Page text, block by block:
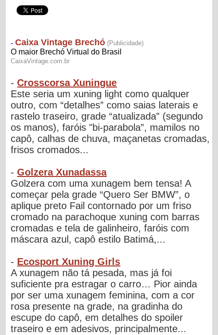
-Crosscorsa Xuningue
Este seria um xuning light como qualquer
outro, com “detalhes” como saias laterais e
rastelo traseiro, grade “atualizada” (segundo
os manos), faróis "bi-parabola”, mamilos no
capô, calhas de chuva, maçanetas cromadas,
frisos cromados...
-Golzera Xunadassa
Golzera com uma xunagem bem tensa! A
começar pela grade “Quero Ser BMW”, o
aplique preto Fail contornado por um friso
cromado na parachoque xuning com barras
cromadas e tela de galinheiro, faróis com
máscara azul, capô estilo Batimá,...
- Ecosport Xuning Girls
A xunagem não tá pesada, mas já foi
suficiente pra estragar o carro… Pior ainda
por ser uma xunagem feminina, com a cor
rosa presente na grade, na gradinha do
escupe do capô, em detalhes do spoiler
traseiro e em adesivos, principalmente...